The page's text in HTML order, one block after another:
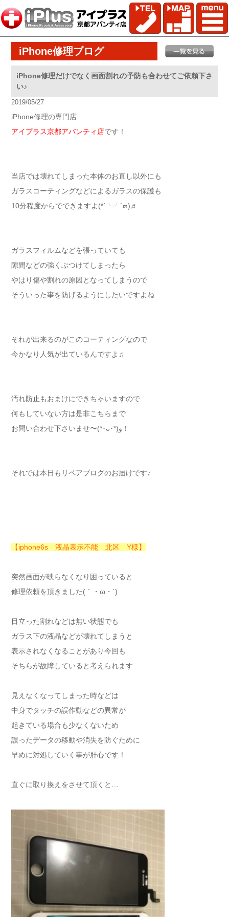
iPhone修理ブログ
iPhone修理だけでなく画面割れの予防も合わせてご依頼下さ
い♪
2019/05/27
iPhone修理の専門店
アイプラス京都アバンティ店です！
当店では壊れてしまった本体のお直し以外にも
ガラスコーティングなどによるガラスの保護も
10分程度からでできますよ(*´╰╯`๓)♬
ガラスフィルムなどを張っていても
隙間などの強くぶつけてしまったら
やはり傷や割れの原因となってしまうので
そういった事を防げるようにしたいですよね
それが出来るのがこのコーティングなので
今かなり人気が出ているんですよ♫
汚れ防止もおまけにできちゃいますので
何もしていない方は是非こちらまで
お問い合わせ下さいませ〜(*･ᴗ･*)و！
それでは本日もリペアブログのお届けです♪
【iphone6s 液晶表示不能 北区 Y様】
突然画面が映らなくなり困っていると
修理依頼を頂きました(｀・ω・´)ゞ
目立った割れなどは無い状態でも
ガラス下の液晶などが壊れてしまうと
表示されなくなることがあり今回も
そちらが故障していると考えられます
見えなくなってしまった時などは
中身でタッチの誤作動などの異常が
起きている場合も少なくないため
誤ったデータの移動や消失を防ぐために
早めに対処していく事が肝心です！
直ぐに取り換えをさせて頂くと…